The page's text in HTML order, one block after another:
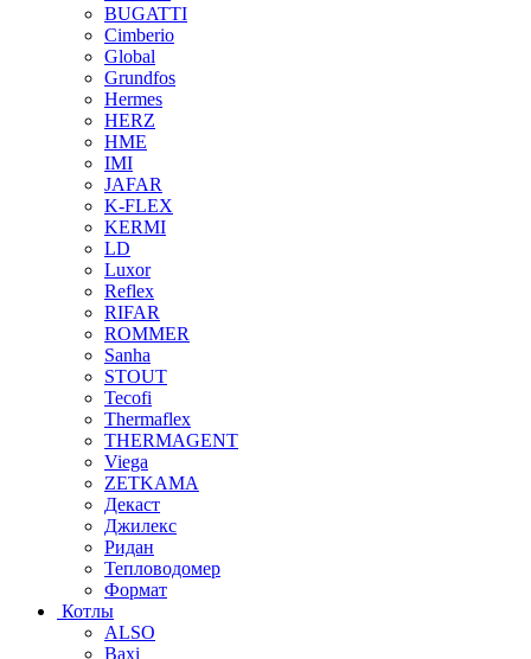
BUGATTI
Cimberio
Global
Grundfos
Hermes
HERZ
HME
IMI
JAFAR
K-FLEX
KERMI
LD
Luxor
Reflex
RIFAR
ROMMER
Sanha
STOUT
Tecofi
Thermaflex
THERMAGENT
Viega
ZETKAMA
Декаст
Джилекс
Ридан
Тепловодомер
Формат
Котлы
ALSO
Baxi